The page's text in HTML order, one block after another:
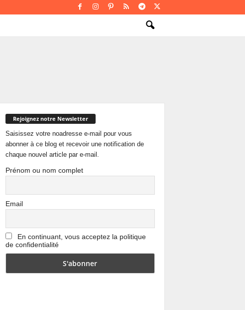
Rejoignez notre Newsletter
Saisissez votre noadresse e-mail pour vous
abonner à ce blog et recevoir une notification de
chaque nouvel article par e-mail.
Prénom ou nom complet
Email
En continuant, vous acceptez la politique
de confidentialité